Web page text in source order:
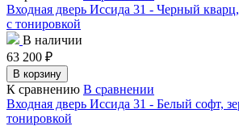
Входная дверь Иссида 31 - Черный кварц,
с тонировкой
В наличии
63 200 ₽
В корзину
К сравнению В сравнении
Входная дверь Иссида 31 - Белый софт,
тонировкой